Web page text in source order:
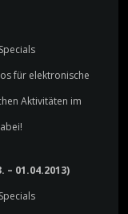
für elektronische
Aktivitäten im
– 01.04.2013)